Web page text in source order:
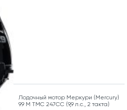
Лодочный мотор Меркури (Mercury)
9.9 M TMC 247CC (9,9 л.с., 2 такта)